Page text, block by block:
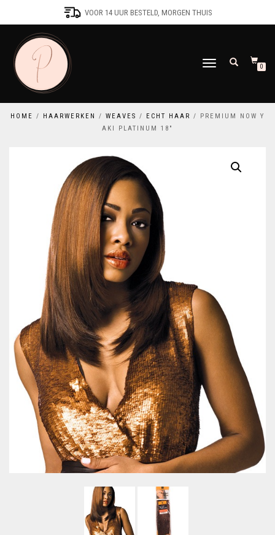
VOOR 14 UUR BESTELD, MORGEN THUIS
SCHAKEL
0
HOME / HAARWERKEN / WEAVES / ECHT HAAR / PREMIUM NOW Y
AKI PLATINUM 18″